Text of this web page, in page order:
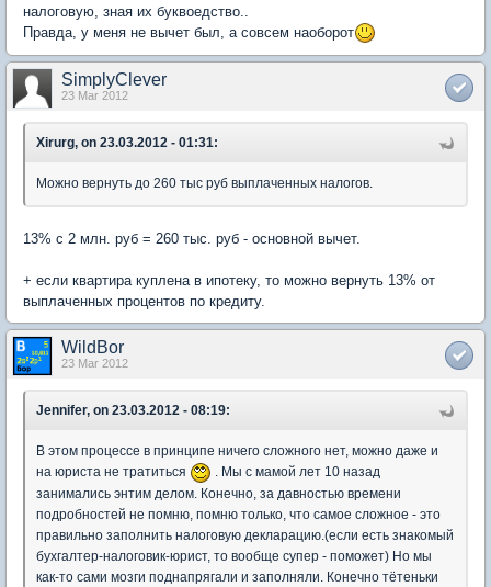
налоговую, зная их буквоедство..
Правда, у меня не вычет был, а совсем наоборот
SimplyClever
23 Mar 2012
Xirurg, on 23.03.2012 - 01:31:
Можно вернуть до 260 тыс руб выплаченных налогов.
13% с 2 млн. руб = 260 тыс. руб - основной вычет.
+ если квартира куплена в ипотеку, то можно вернуть 13% от
выплаченных процентов по кредиту.
WildBor
23 Mar 2012
Jennifer, on 23.03.2012 - 08:19:
В этом процессе в принципе ничего сложного нет, можно даже и
на юриста не тратиться
. Мы с мамой лет 10 назад
занимались энтим делом. Конечно, за давностью времени
подробностей не помню, помню только, что самое сложное - это
правильно заполнить налоговую декларацию.(если есть знакомый
бухгалтер-налоговик-юрист, то вообще супер - поможет) Но мы
как-то сами мозги поднапрягали и заполняли. Конечно тётеньки